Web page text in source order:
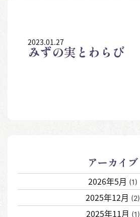
アーカイブ
2026年5月 (1)
2025年12月 (2)
2025年11月 (1)
2023.01.27
みずの実とわらび